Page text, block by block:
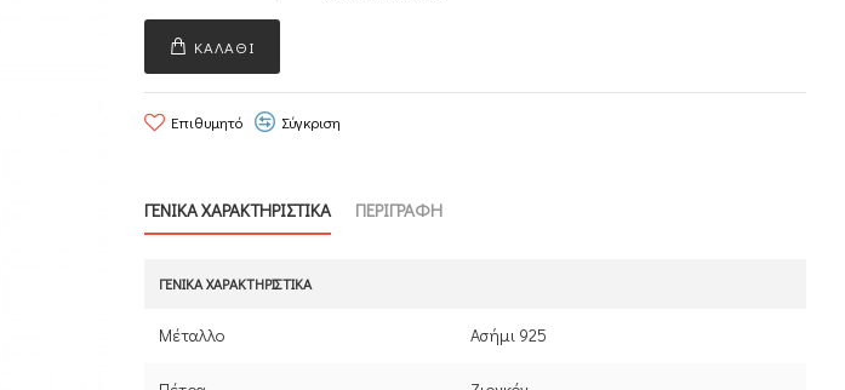
ΚΑΛΆΘΙ
Επιθυμητό Σύγκριση
ΓΕΝΙΚΑ ΧΑΡΑΚΤΗΡΙΣΤΙΚΑ ΠΕΡΙΓΡΑΦΗ
ΓΕΝΙΚΆ ΧΑΡΑΚΤΗΡΙΣΤΙΚΆ
Μέταλλο Ασήμι 925